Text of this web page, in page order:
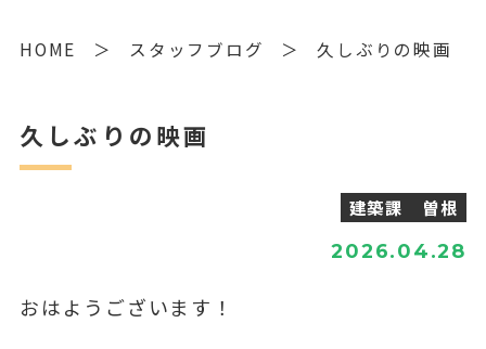
HOME スタッフブログ 久しぶりの映画
久しぶりの映画
建築課 曽根
2026.04.28
おはようございます！